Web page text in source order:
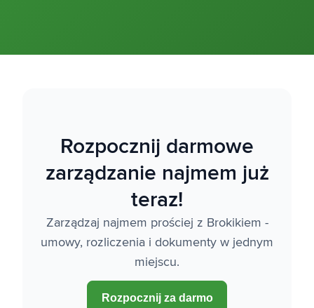
Rozpocznij darmowe
zarządzanie najmem już
teraz!
Zarządzaj najmem prościej z Brokikiem -
umowy, rozliczenia i dokumenty w jednym
miejscu.
Rozpocznij za darmo